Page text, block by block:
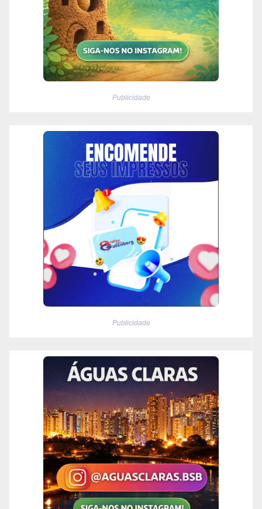
Publicidade
Publicidade